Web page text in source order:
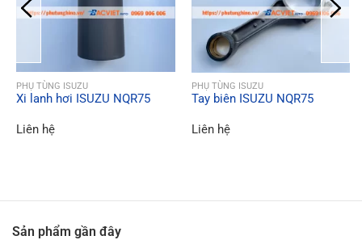
QUICK VIEW
PHỤ TÙNG ISUZU
Xi lanh hơi ISUZU NQR75
Liên hệ
QUICK VIEW
PHỤ TÙNG ISUZU
Tay biên ISUZU NQR75
Liên hệ
Sản phẩm gần đây